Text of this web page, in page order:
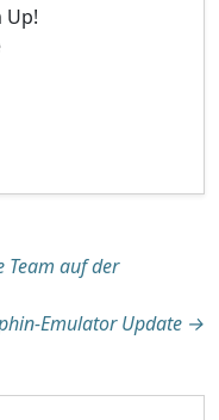
Up!
Team auf der
Emulator Update →